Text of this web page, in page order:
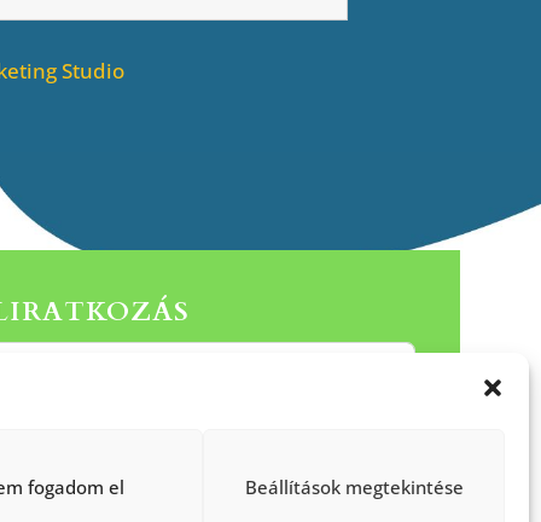
fogadom el Beállítások megtekintése
Studio